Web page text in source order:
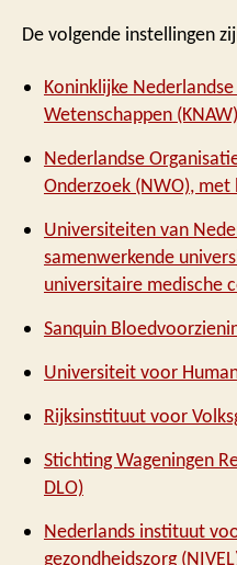
De volgende instellingen
Koninklijke
Wetenschappen
Nederlandse
Onderzoek (NWO),
Universiteiten van
samenwerkende
universitaire medische
Sanquin
Universiteit voor
Rijksinstituut voor
Stichting Wageningen
DLO)
Nederlands instituut
gezondheidszorg